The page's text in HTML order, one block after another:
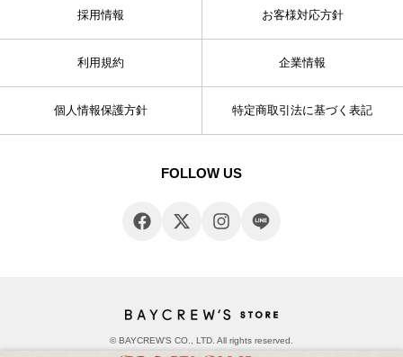
採用情報 お客様対応方針
利用規約 企業情報
個人情報保護方針 特定商取引法に基づく表記
FOLLOW US
© BAYCREW’S CO., LTD. All rights reserved.